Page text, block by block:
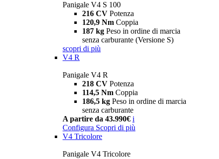
Panigale V4 S 100
216 CV Potenza
120,9 Nm Coppia
187 kg Peso in ordine di marcia
senza carburante (Versione S)
scopri di più
V4 R
Panigale V4 R
218 CV Potenza
114,5 Nm Coppia
186,5 kg Peso in ordine di marcia
senza carburante
A partire da 43.990€ i
Configura Scopri di più
V4 Tricolore
Panigale V4 Tricolore